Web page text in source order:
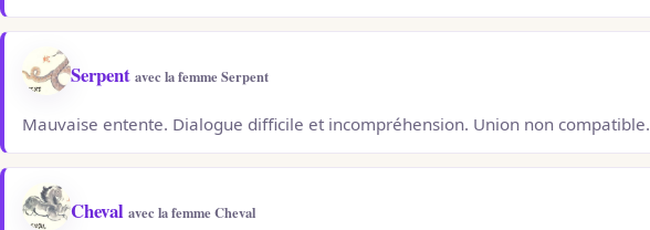
Serpent avec la femme Serpent
Mauvaise entente. Dialogue difficile et incompréhension. Union non compatible.
Cheval avec la femme Cheval